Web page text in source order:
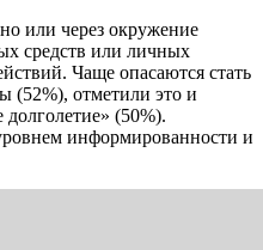
или через окружение
средств или личных
Чаще опасаются стать
отметили это и
(50%).
информированности и